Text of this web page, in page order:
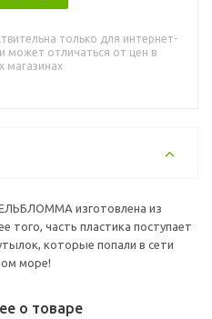
только для интернет-
может отличаться от цен в
магазинах
изготовлена из
того, часть пластика поступает
которые попали в сети
море!
о товаре